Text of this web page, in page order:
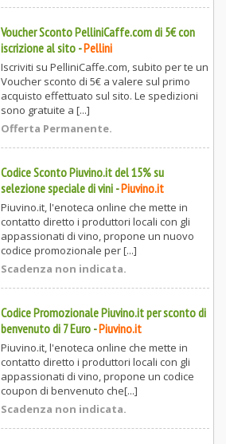
Voucher Sconto PelliniCaffe.com di 5€ con
iscrizione al sito-Pellini
Iscriviti su PelliniCaffe.com, subito per te un
Voucher sconto di 5€ a valere sul primo
acquisto effettuato sul sito. Le spedizioni
sono gratuite a [...]
Offerta Permanente.
Codice Sconto Piuvino.it del 15% su
selezione speciale di vini-Piuvino.it
Piuvino.it, l'enoteca online che mette in
contatto diretto i produttori locali con gli
appassionati di vino, propone un nuovo
codice promozionale per [...]
Scadenza non indicata.
Codice Promozionale Piuvino.it per sconto di
benvenuto di 7 Euro-Piuvino.it
Piuvino.it, l'enoteca online che mette in
contatto diretto i produttori locali con gli
appassionati di vino, propone un codice
coupon di benvenuto che[...]
Scadenza non indicata.